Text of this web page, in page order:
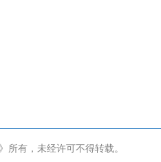
所有，未经许可不得转载。